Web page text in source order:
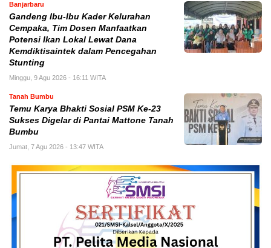
Banjarbaru
Gandeng Ibu-Ibu Kader Kelurahan
Cempaka, Tim Dosen Manfaatkan
Potensi Ikan Lokal Lewat Dana
Kemdiktisaintek dalam Pencegahan
Stunting
Minggu, 9 Agu 2026 - 16:11 WITA
Tanah Bumbu
Temu Karya Bhakti Sosial PSM Ke-23
Sukses Digelar di Pantai Mattone Tanah
Bumbu
Jumat, 7 Agu 2026 - 13:47 WITA